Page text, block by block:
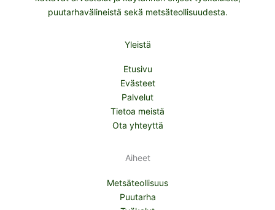
puutarhavälineistä sekä metsäteollisuudesta.
Yleistä
Etusivu
Evästeet
Palvelut
Tietoa meistä
Ota yhteyttä
Aiheet
Metsäteollisuus
Puutarha